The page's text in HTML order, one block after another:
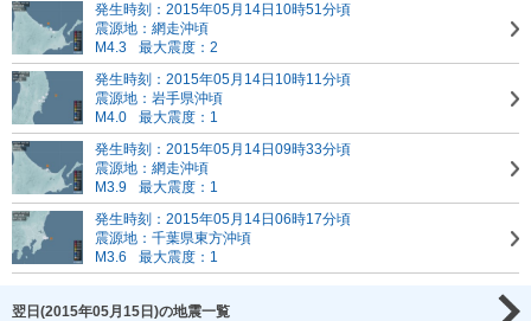
発生時刻：2015年05月14日10時51分頃
震源地：網走沖頃
M4.3
最大震度：2
発生時刻：2015年05月14日10時11分頃
震源地：岩手県沖頃
M4.0
最大震度：1
発生時刻：2015年05月14日09時33分頃
震源地：網走沖頃
M3.9
最大震度：1
発生時刻：2015年05月14日06時17分頃
震源地：千葉県東方沖頃
M3.6
最大震度：1
翌日(2015年05月15日)の地震一覧